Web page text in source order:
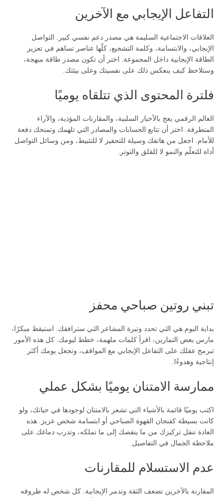
التفاعل الإيجابي مع الآخرين
العلاقات الاجتماعية السليمة هي مصدر دعم نفسي كبير. التواصل
الإيجابي، والابتسامة، وكلمة التشجيع، كلّها عناصر تساهم في تعزيز
الطاقة الإيجابية داخل المجموعة. اختر أن تكون مصدر طاقة مبهجة،
وستلاحظ كيف ينعكس ذلك على نفسيتك وعلى بيئتك.
فلترة المحتوى الذي تتلقاه يوميًا
العالم الرقمي يعج بالأخبار السلبية، والمقارنات المؤذية، والآراء
المتطرفة. اختر أن تتابع الحسابات والمصادر التي تلهمك وتمنحك دفعة
للأمام. اجعل من هاتفك وسيلة للتحفيز لا للتثبيط، ومن وسائل التواصل
أداة للتعلّم والنمو لا للقلق والتوتر.
تبني روتين صباحي محفز
بداية اليوم هي التي تحدد وتيرة المشاعر التي سترافقك. استيقظ مبكرًا،
مارس بعض التمارين، اقرأ كلمات ملهمة، خطط ليومك. كل هذه الأمور
تبرمج عقلك على التفاعل الإيجابي مع المواقف، وتجعل يومك أكثر
إنتاجية وهدوءًا.
ممارسة الامتنان يوميًا بشكل عملي
اكتب يوميًا قائمة بالأشياء التي تشعر بالامتنان لوجودها في حياتك، ولو
كانت بسيطة كفنجان القهوة الصباحي أو ابتسامة شخص عزيز. هذه
العادة تنقل تركيزك من ما ينقصك إلى ما تملكه، وتدرب دماغك على
ملاحظة الجمال في التفاصيل.
عدم الاستسلام للمقارنات
المقارنة بالآخرين تضعف الثقة وتدمر الإيجابية. كل شخص له ظروفه